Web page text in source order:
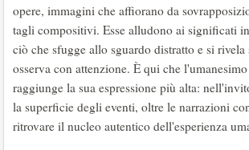
opere, immagini che affiorano da
tagli compositivi. Esse alludono ai significati
ciò che sfugge allo sguardo distratto e si rivela
osserva con attenzione. È qui che
raggiunge la sua espressione più alta:
la superficie degli eventi, oltre le narrazioni
ritrovare il nucleo autentico dell'esperienza